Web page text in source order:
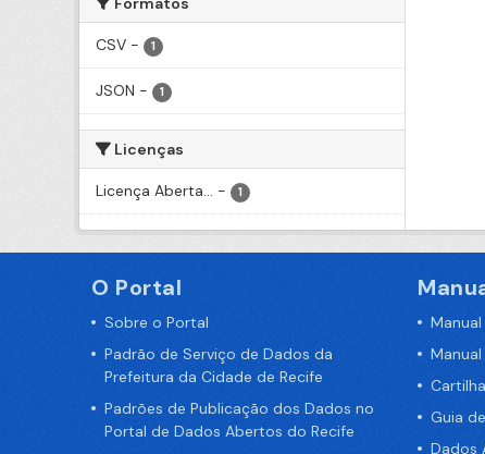
CSV - 1
JSON - 1
Licenças
Licença Aberta... - 1
O Portal
Sobre o Portal
Padrão de Serviço de Dados da
Prefeitura da Cidade de Recife
Padrões de Publicação dos Dados no
Portal de Dados Abertos do Recife
Guia
Dados